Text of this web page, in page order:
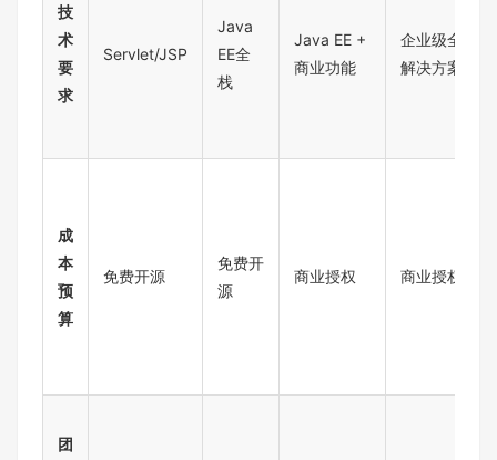
技
术
要
求
Servlet/JSP
Java
EE全
栈
Java EE +
商业功能
企业级全套
解决方案
成
本
预
算
免费开源
免费开
源
商业授权 商业授权
团